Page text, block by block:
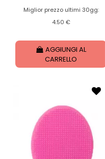
Miglior prezzo ultimi 30gg:
4.50 €
AGGIUNGI AL
CARRELLO